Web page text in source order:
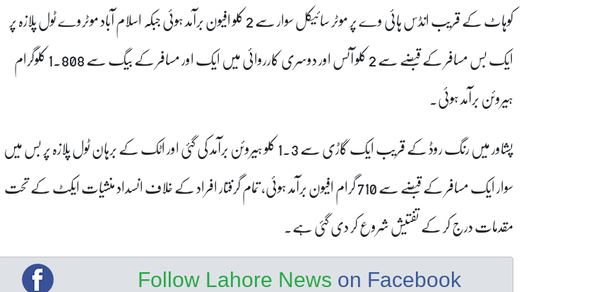
کوہاٹ کے قریب انڈس ہائی وے پر موٹر سائیکل سوار سے 2 کلو افیون برآمد ہوئی جبکہ اسلام آباد موٹروے ٹول پلازہ پر
ایک بس مسافر کے قبضے سے 2 کلو آئس اور دوسری کارروائی میں ایک اور مسافر کے بیگ سے 1.808 کلوگرام
ہیروئن برآمد ہوئی۔
پشاور میں رنگ روڈ کے قریب ایک گاڑی سے 1.3 کلو ہیروئن برآمد کی گئی اور اٹک کے برہان ٹول پلازہ پر بس میں
سوار ایک مسافر کے قبضے سے 710 گرام افیون برآمد ہوئی، تمام گرفتار افراد کے خلاف انسداد منشیات ایکٹ کے تحت
مقدمات درج کر کے تفتیش شروع کر دی گئی ہے۔
Follow Lahore News on Facebook